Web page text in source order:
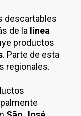
descartables
de la línea
productos
. Parte de esta
regionales.